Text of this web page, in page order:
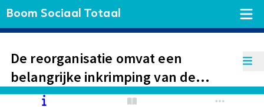
Boom Sociaal Totaal
De reorganisatie omvat een
belangrijke inkrimping van de
omvang van de werkzaamheden